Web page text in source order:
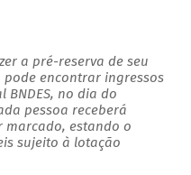
a pré-reserva de seu
encontrar ingressos
BNDES, no dia do
pessoa receberá
marcado, estando o
sujeito à lotação